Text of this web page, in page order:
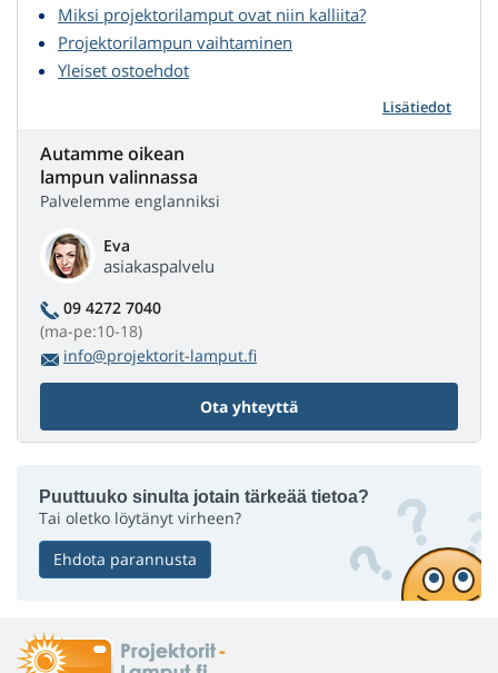
Miksi projektorilamput ovat niin kalliita?
Projektorilampun vaihtaminen
Yleiset ostoehdot
Lisätiedot
Autamme oikean
lampun valinnassa
Palvelemme englanniksi
Eva
asiakaspalvelu
09 4272 7040
(ma-pe:10-18)
info@projektorit-lamput.fi
Ota yhteyttä
Puuttuuko sinulta jotain tärkeää tietoa?
Tai oletko löytänyt virheen?
Ehdota parannusta